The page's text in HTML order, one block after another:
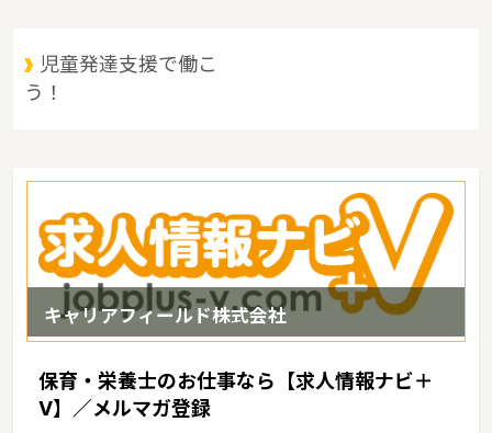
児童発達支援で働こ
う！
キャリアフィールド株式会社
保育・栄養士のお仕事なら【求人情報ナビ＋
V】／メルマガ登録